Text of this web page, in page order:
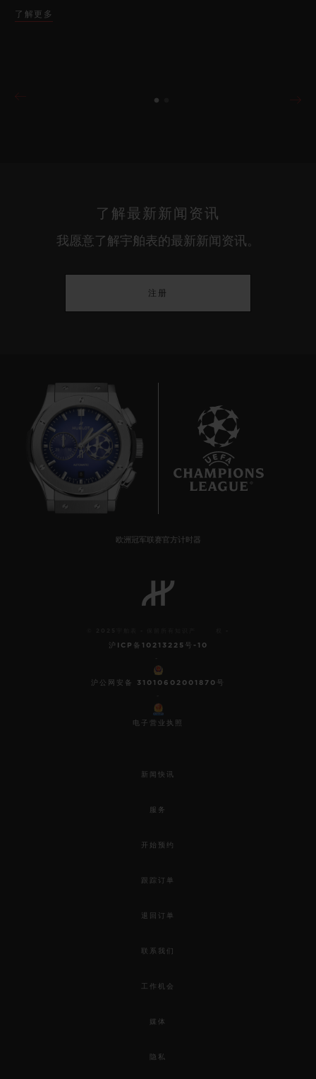
了解更多
了解最新新闻资讯
我愿意了解宇舶表的最新新闻资讯。
注册
欧洲冠军联赛官方计时器
沪ICP备10213225号-10
沪公网安备 31010602001870号
电子营业执照
新闻快讯
服务
开始预约
跟踪订单
退回订单
联系我们
工作机会
媒体
隐私